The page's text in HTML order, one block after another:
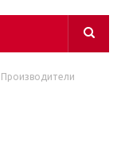
Производители